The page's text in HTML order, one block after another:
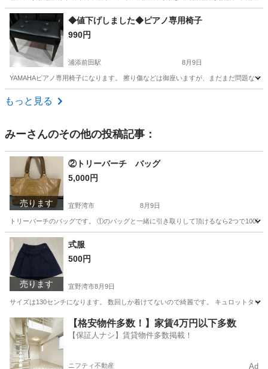
沖縄 宜野湾市 浦添前田駅 鍵盤楽器、ピアノ ジョナサン
◆値下げしました◆ピアノ専用椅子
990円
浦添前田駅 8月9日
YAMAHAピアノ専用椅子になります。 擦り傷などは御座いますが、まだまだ問題な
沖縄 宜野湾市
もっと見る
みーさんのその他の投稿記事：
売ります
②トリーバーチ バッグ
5,000円
宜野湾市 8月9日
トリーバーチのバッグです。 ①のバッグと一緒に引き取りして頂けるなら2つで10000
沖縄 宜野湾市 バッグ
売ります
式服
500円
宜野湾市8月9日
サイズは130センチになります。 数回しか着けてないので綺麗です。 キュロットタイ
沖縄 宜野湾市 キッズ用品 式服
【格安物件多数！】家賃4万円以下多数
【保証人ナシ】賃貸物件多数掲載！
ニフティ不動産 Ad